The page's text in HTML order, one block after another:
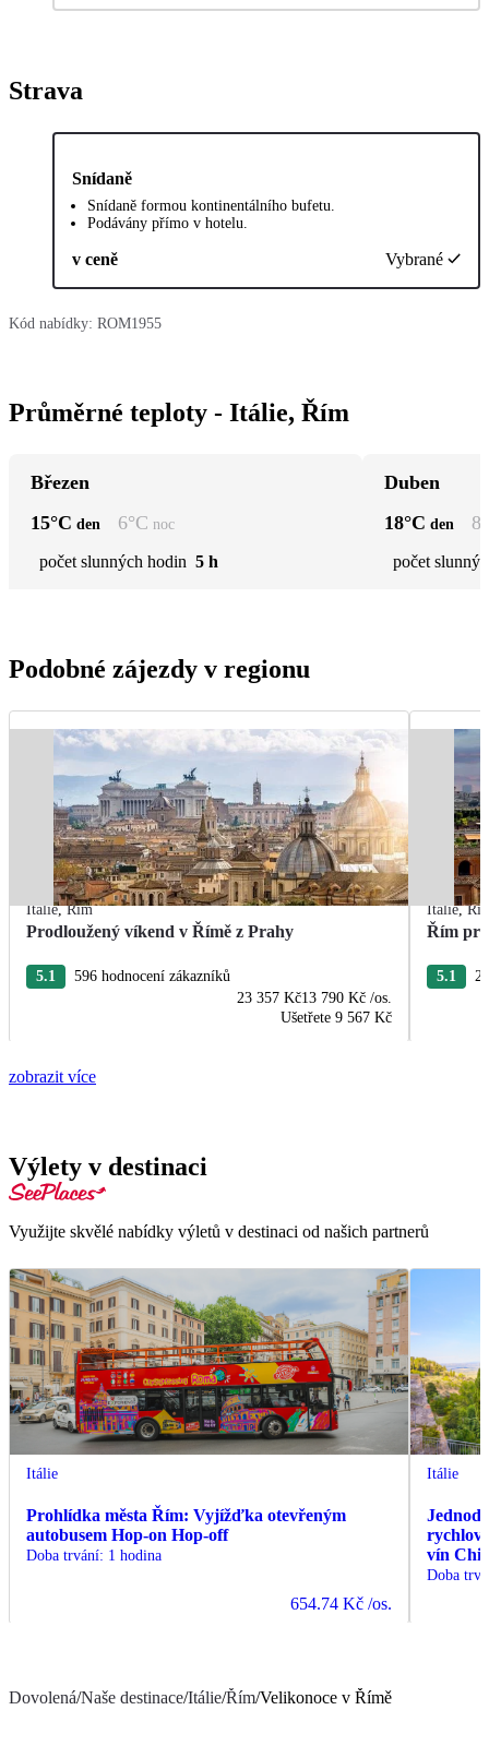
Strava
Snídaně
Snídaně formou kontinentálního bufetu.
Podávány přímo v hotelu.
v ceně Vybrané
Kód nabídky: ROM1955
Průměrné teploty - Itálie, Řím
Březen
15°C den 6°C noc
počet slunných hodin 5 h
Duben
18°C den 8
počet
Podobné zájezdy v regionu
Itálie,Řím
Prodloužený víkend v Římě z Prahy
5.1
596 hodnocení zákazníků
23 357 Kč13 790 Kč /os.
Ušetřete 9 567 Kč
Itálie,
Řím
5.1
zobrazit více
Výlety v destinaci
Využijte skvělé nabídky výletů v destinaci od našich partnerů
Itálie
Prohlídka města Řím: Vyjížďka otevřeným
autobusem Hop-on Hop-off
Doba trvání: 1 hodina
654.74 Kč /os.
Itálie
vín
Doba
Dovolená/Naše destinace/Itálie/Řím/Velikonoce v Římě